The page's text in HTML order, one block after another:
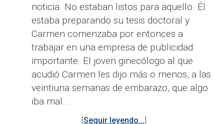
noticia. No estaban listos para aquello. Él
estaba preparando su tesis doctoral y
Carmen comenzaba por entonces a
trabajar en una empresa de publicidad
importante. El joven ginecólogo al que
acudió Carmen les dijo más o menos, a las
veintiuna semanas de embarazo, que algo
iba mal...
Seguir leyendo...